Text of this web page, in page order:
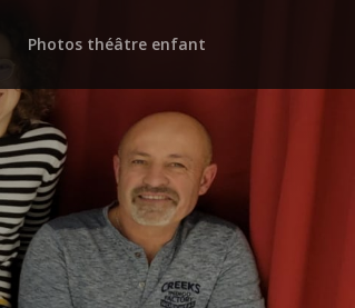
Photos théâtre enfant